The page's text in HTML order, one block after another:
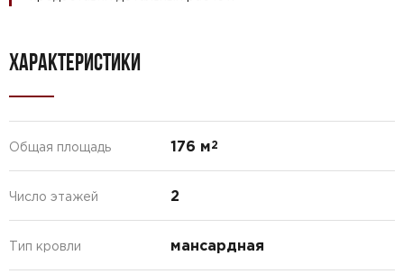
ХАРАКТЕРИСТИКИ
Общая площадь 176 м2
Число этажей 2
Тип кровли мансардная